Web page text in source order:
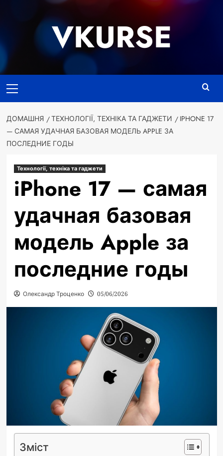
VKURSE
меню
ДОМАШНЯ ТЕХНОЛОГІЇ, ТЕХНІКА ТА ГАДЖЕТИ
IPHONE 17
— САМАЯ УДАЧНАЯ БАЗОВАЯ МОДЕЛЬ APPLE ЗА
ПОСЛЕДНИЕ ГОДЫ
Технології, техніка та гаджети
iPhone 17 — самая
удачная базовая
модель Apple за
последние годы
Олександр Троценко 05/06/2026
Зміст